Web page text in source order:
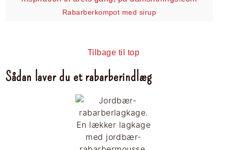
Rabarberkompot med sirup
Tilbage til top
Sådan laver du et rabarberindlæg